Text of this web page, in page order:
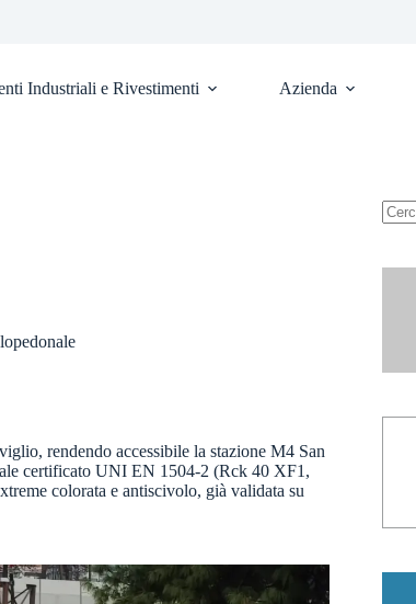
Industriali e Rivestimenti Azienda
rendendo accessibile la stazione M4 San
certificato UNI EN 1504-2 (Rck 40 XF1,
colorata e antiscivolo, già validata su